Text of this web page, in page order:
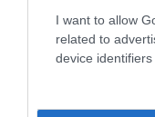
I want to allow
related to
device identifiers
ΤΕΛΕΥΤΑΙΑ